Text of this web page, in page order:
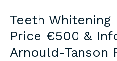
Prix
500€
&
Teeth
Price €500 &
Arnould-Tanson